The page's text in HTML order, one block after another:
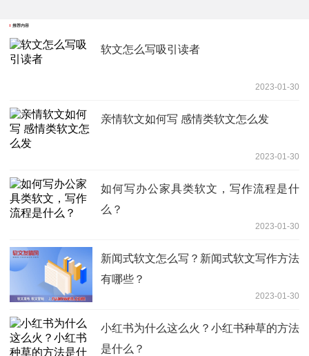
推荐内容
软文怎么写吸引读者
2023-01-30
亲情软文如何写 感情类软文怎么发
2023-01-30
如何写办公家具类软文，写作流程是什
么？
2023-01-30
新闻式软文怎么写？新闻式软文写作方法
有哪些？
2023-01-30
小红书为什么这么火？小红书种草的方法
是什么？